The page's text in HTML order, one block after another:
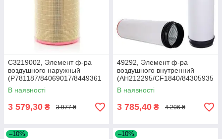
C3219002, Элемент ф-ра
воздушного наружный
(P781187/84069017/8449361
2), MF7278/CX8080
В наявності
3 579,30 ₴ 3 977 ₴
49292, Элемент ф-ра
воздушного внутренний
(AH212295/CF1840/84305935
), JD9760/9880, Torum 740
В наявності
3 785,40 ₴ 4 206 ₴
–10% –10%